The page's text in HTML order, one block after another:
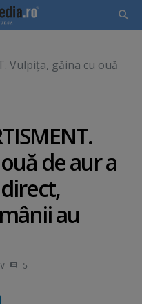
Vulpiţa, găina cu ouă
de aur a
au
5